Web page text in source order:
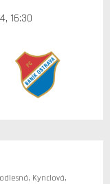
16:30
Kynclová,